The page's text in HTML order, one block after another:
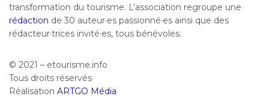
transformation du tourisme. L’association regroupe une
rédaction de 30 auteur·es passionné·es ainsi que des
rédacteur·trices invité·es, tous bénévoles.
© 2021 – etourisme.info
Tous droits réservés
Réalisation ARTGO Média